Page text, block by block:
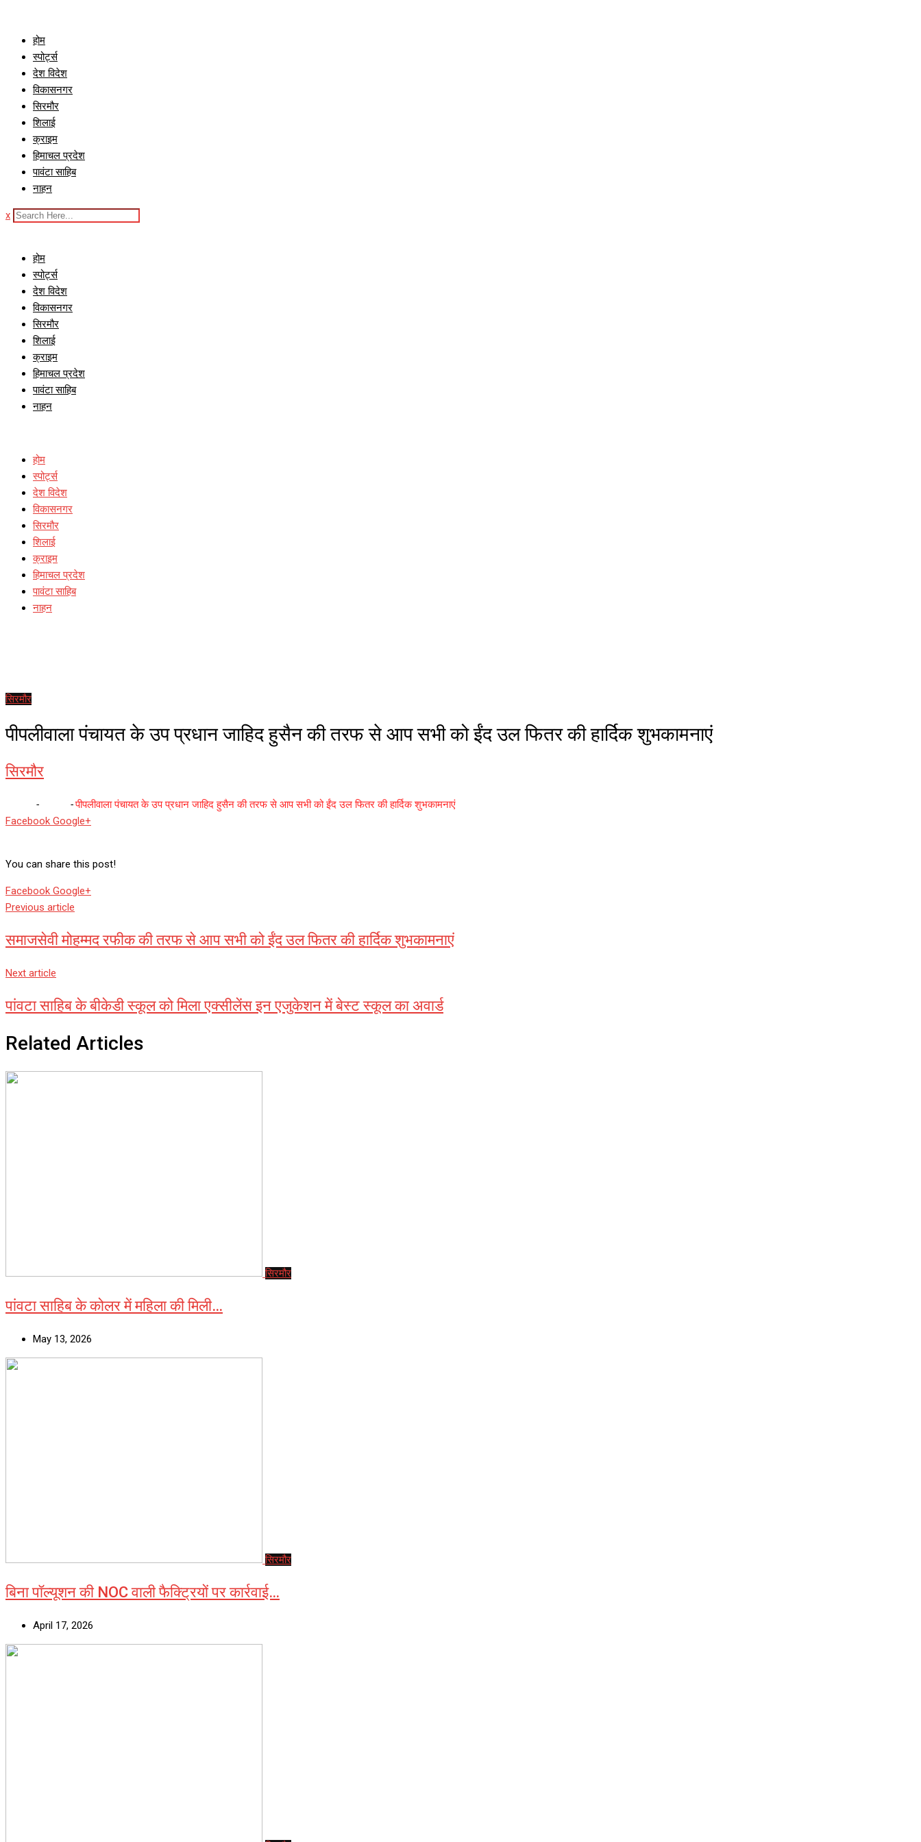
contentहोम
स्पोर्ट्स
देश विदेश
विकासनगर
सिरमौर
शिलाई
क्राइम
हिमाचल प्रदेश
पावंटा साहिब
नाहन
x
होम
स्पोर्ट्स
देश विदेश
विकासनगर
सिरमौर
शिलाई
क्राइम
हिमाचल प्रदेश
पावंटा साहिब
नाहन
होम
स्पोर्ट्स
देश विदेश
विकासनगर
सिरमौर
शिलाई
क्राइम
हिमाचल प्रदेश
पावंटा साहिब
नाहन
सिरमौर
पीपलीवाला पंचायत के उप प्रधान जाहिद हुसैन की तरफ से आप सभी को ईंद उल फितर की हार्दिक शुभकामनाएं
सिरमौर
- -पीपलीवाला पंचायत के उप प्रधान जाहिद हुसैन की तरफ से आप सभी को ईंद उल फितर की हार्दिक शुभकामनाएं
Facebook Google+
You can share this post!
Facebook Google+
Previous article
समाजसेवी मोहम्मद रफीक की तरफ से आप सभी को ईंद उल फितर की हार्दिक शुभकामनाएं
Next article
पांवटा साहिब के बीकेडी स्कूल को मिला एक्सीलेंस इन एजुकेशन में बेस्ट स्कूल का अवार्ड
Related Articles
सिरमौर
पांवटा साहिब के कोलर में महिला की मिली…
May 13, 2026
सिरमौर
बिना पॉल्यूशन की NOC वाली फैक्ट्रियों पर कार्रवाई…
April 17, 2026